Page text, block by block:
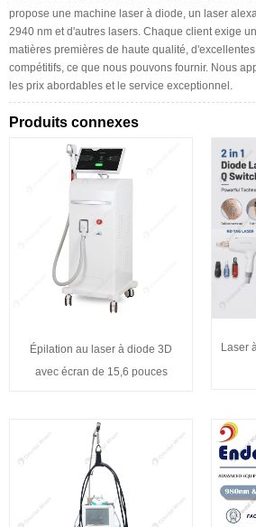
propose une machine laser à diode, un laser
2940 nm et d'autres lasers. Chaque client exige
matières premières de haute qualité,
compétitifs, ce que nous pouvons fournir. Nous
les prix abordables et le service exceptionnel.
Produits connexes
Épilation au laser à diode 3D
avec écran de 15,6 pouces
Laser